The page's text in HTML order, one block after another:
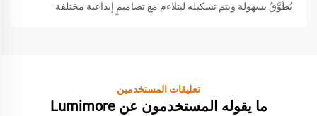
يُطَوَّقُ بسهولة ويتم تشكيله ليتلاءم مع تصاميمٍ إبداعية مختلفة
تعليقات المستخدمين
ما يقوله المستخدمون عن Lumimore